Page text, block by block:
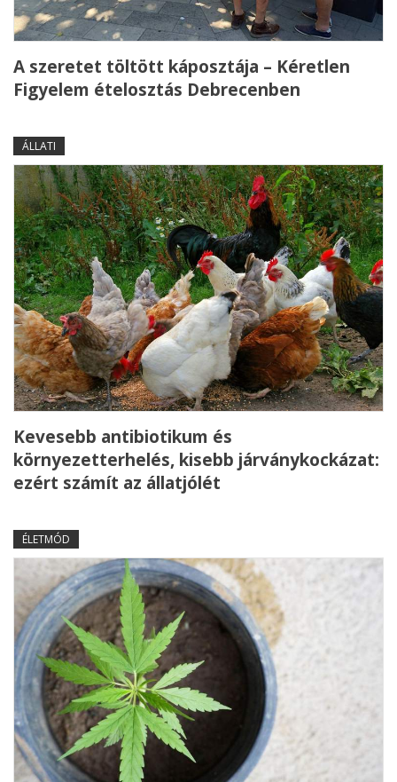
A szeretet töltött káposztája – Kéretlen
Figyelem ételosztás Debrecenben
ÁLLATI
Kevesebb antibiotikum és
környezetterhelés, kisebb járványkockázat:
ezért számít az állatjólét
ÉLETMÓD